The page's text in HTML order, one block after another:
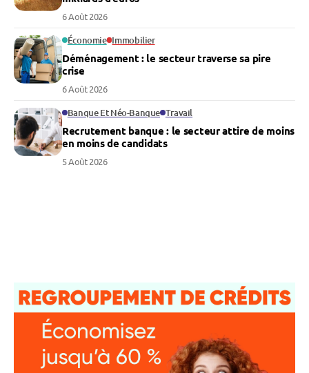
6 Août 2026
Économie Immobilier
Déménagement : le secteur traverse sa pire
crise
6 Août 2026
Banque Et Néo-Banque Travail
Recrutement banque : le secteur attire de moins
en moins de candidats
5 Août 2026